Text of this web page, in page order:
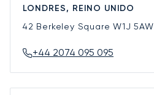
LONDRES, REINO UNIDO
42 Berkeley SquareW1J 5AW
+44 2074 095 095